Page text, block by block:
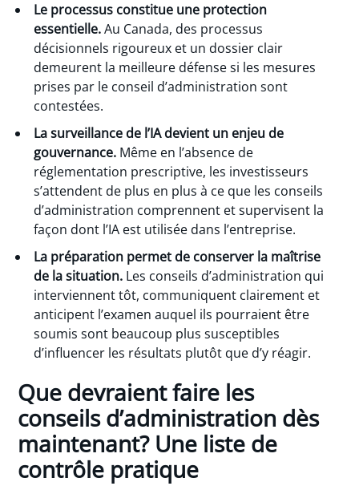
Le processus constitue une protection
essentielle.Au Canada, des processus
décisionnels rigoureux et un dossier clair
demeurent la meilleure défense si les mesures
prises par le conseil d’administration sont
contestées.
La surveillance de l’IA devient un enjeu de
gouvernance. Même en l’absence de
réglementation prescriptive, les investisseurs
s’attendent de plus en plus à ce que les conseils
d’administration comprennent et supervisent la
façon dont l’IA est utilisée dans l’entreprise.
La préparation permet de conserver la maîtrise
de la situation. Les conseils d’administration qui
interviennent tôt, communiquent clairement et
anticipent l’examen auquel ils pourraient être
soumis sont beaucoup plus susceptibles
d’influencer les résultats plutôt que d’y réagir.
Que devraient faire les
conseils d’administration dès
maintenant? Une liste de
contrôle pratique